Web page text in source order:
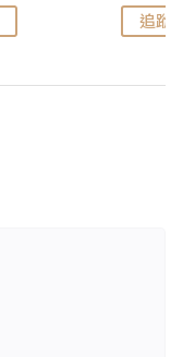
追蹤